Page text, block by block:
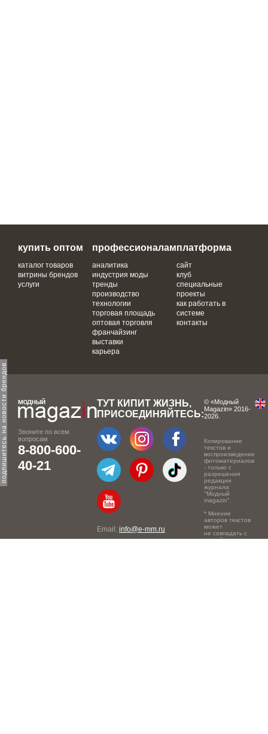
подпишитесь на новости брендов
купить оптом
каталог товаров
витрины брендов
услуги
профессионалам
аналитика
индустрия моды
тренды
производство
технологии
торговая площадь
оптовая торговля
франчайзинг
выставки
карьера
платформа
сайт
клуб
специальные
проекты
как работать в
системе
контакты
Звоните по всем
вопросам
8-800-600-
40-21
ТУТ КИПИТ ЖИЗНЬ,
ПРИСОЕДИНЯЙТЕСЬ:
Email: info@e-mm.ru
© «Модный
Magazin» 2016-
2026.
Копирование
текстов и
воспроизведение
фотоматериалов
- только с
разрешения
редакции
журнала
"Модный
magazin".
* Мнение
авторов текстов
может
не совпадать с
точкой зрения